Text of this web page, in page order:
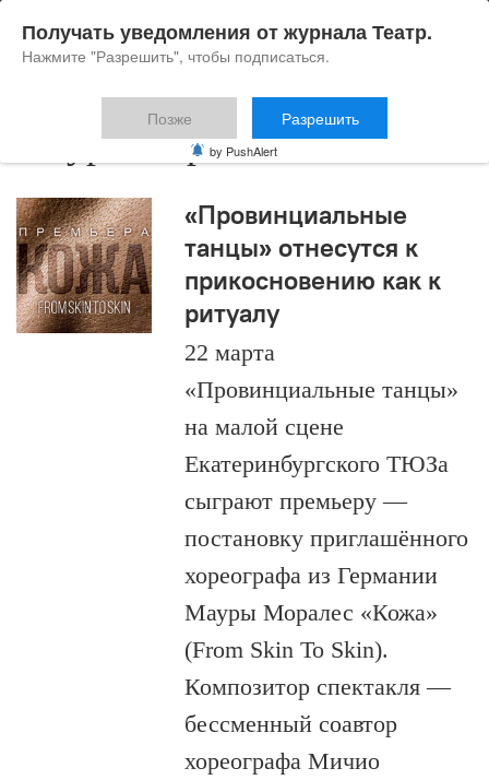
Маура Моралес
«Провинциальные
танцы» отнесутся к
прикосновению как к
ритуалу
22 марта
«Провинциальные танцы»
на малой сцене
Екатеринбургского ТЮЗа
сыграют премьеру —
постановку приглашённого
хореографа из Германии
Мауры Моралес «Кожа»
(From Skin To Skin).
Композитор спектакля —
бессменный соавтор
хореографа Мичио
Получать уведомления от журнала Театр.
Нажмите "Разрешить", чтобы подписаться.
Позже Разрешить
by PushAlert